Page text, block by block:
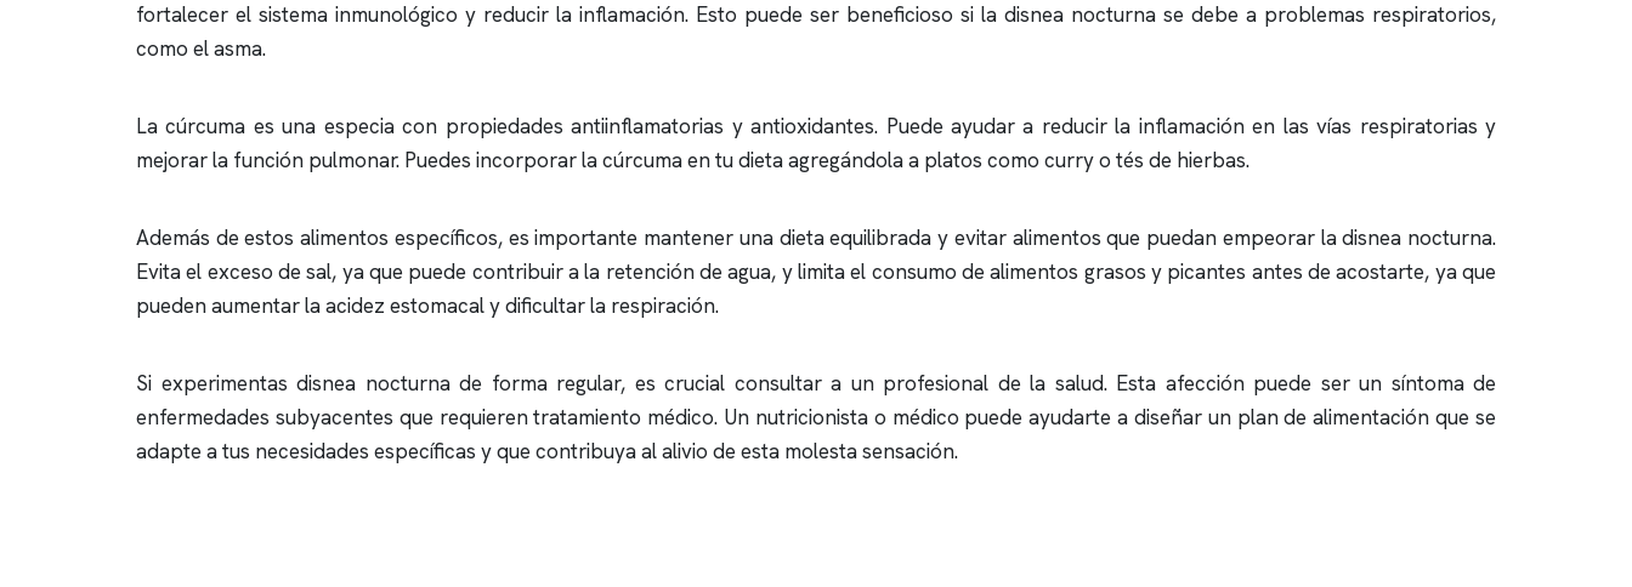
fortalecer el sistema inmunológico y reducir la inflamación. Esto puede ser beneficioso si la disnea nocturna se debe a problemas respiratorios,
como el asma.
La cúrcuma es una especia con propiedades antiinflamatorias y antioxidantes. Puede ayudar a reducir la inflamación en las vías respiratorias y
mejorar la función pulmonar. Puedes incorporar la cúrcuma en tu dieta agregándola a platos como curry o tés de hierbas.
Además de estos alimentos específicos, es importante mantener una dieta equilibrada y evitar alimentos que puedan empeorar la disnea nocturna.
Evita el exceso de sal, ya que puede contribuir a la retención de agua, y limita el consumo de alimentos grasos y picantes antes de acostarte, ya que
pueden aumentar la acidez estomacal y dificultar la respiración.
Si experimentas disnea nocturna de forma regular, es crucial consultar a un profesional de la salud. Esta afección puede ser un síntoma de
enfermedades subyacentes que requieren tratamiento médico. Un nutricionista o médico puede ayudarte a diseñar un plan de alimentación que se
adapte a tus necesidades específicas y que contribuya al alivio de esta molesta sensación.